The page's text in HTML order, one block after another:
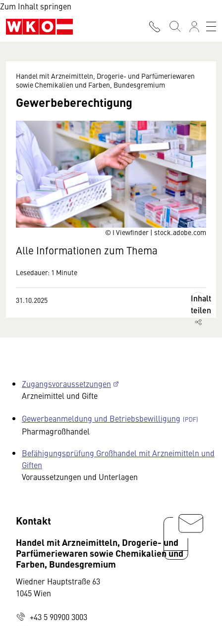
Zum Inhalt springen
© I Viewfinder | stock.adobe.com
Handel mit Arzneimitteln, Drogerie- und Parfümeriewaren
sowie Chemikalien und Farben, Bundesgremium
Gewerbeberechtigung
Alle Informationen zum Thema
Lesedauer: 1 Minute
31.10.2025
Inhalt
teilen
Zugangsvoraussetzungen
Arzneimittel und Gifte
Gewerbeanmeldung und Betriebsbewilligung
Pharmagroßhandel
Befähigungsprüfung Großhandel mit Arzneimitteln und
Giften
Voraussetzungen und Unterlagen
Kontakt
Handel mit Arzneimitteln, Drogerie- und
Parfümeriewaren sowie Chemikalien und
Farben, Bundesgremium
Wiedner Hauptstraße 63
1045 Wien
+43 5 90900 3003